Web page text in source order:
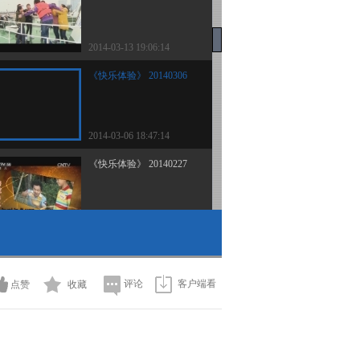
2014-03-13 19:06:14
《快乐体验》 20140306
2014-03-06 18:47:14
《快乐体验》 20140227
2014-02-20 19:25:14
点赞 收藏 评论 客户端看